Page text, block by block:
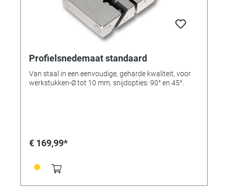
Profielsnedemaat standaard
Van staal in een eenvoudige, geharde kwaliteit, voor
werkstukken-Ø tot 10 mm, snijdopties: 90° en 45°.
€ 169,99*